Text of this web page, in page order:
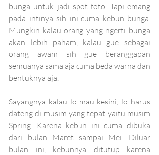
bunga untuk jadi spot foto. Tapi emang
pada intinya sih ini cuma kebun bunga.
Mungkin kalau orang yang ngerti bunga
akan lebih paham, kalau gue sebagai
orang awam sih gue beranggapan
semuanya sama aja cuma beda warna dan
bentuknya aja.
Sayangnya kalau lo mau kesini, lo harus
dateng di musim yang tepat yaitu musim
Spring. Karena kebun ini cuma dibuka
dari bulan Maret sampai Mei. Diluar
bulan ini, kebunnya ditutup karena